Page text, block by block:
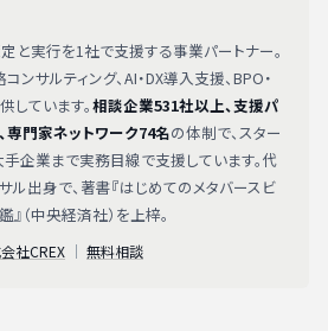
と実行を1社で支援する事業パートナー。
ンサルティング、AI・DX導入支援、BPO・
しています。相談企業531社以上、支援パ
専門家ネットワーク74名の体制で、スター
手企業まで実務目線で支援しています。代
ル出身で、著書『はじめてのメタバースビ
（中央経済社）を上梓。
社CREX ｜ 無料相談